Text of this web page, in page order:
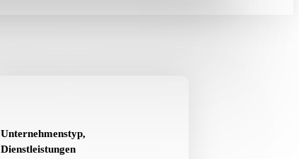
Unternehmenstyp,
Dienstleistungen